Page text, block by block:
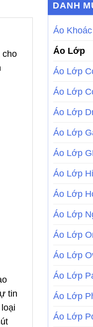
cho
tin
DANH
Áo
Áo Lớp
Áo Lớp
Áo Lớp
Áo Lớp
Áo Lớp
Áo Lớp
Áo Lớp
Áo Lớp
Áo Lớp
Áo Lớp
Áo Lớp
Áo Lớp
Áo Lớp
Áo Lớp